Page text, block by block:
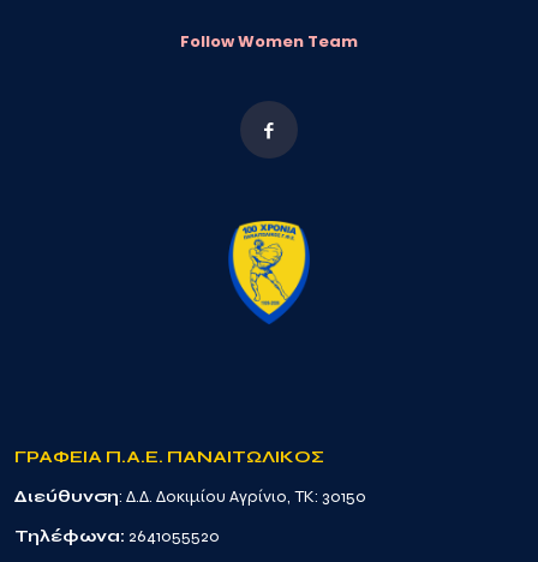
Follow Women Team
ΓΡΑΦΕΙΑ Π.Α.Ε. ΠΑΝΑΙΤΩΛΙΚΟΣ
Διεύθυνση: Δ.Δ. Δοκιμίου Αγρίνιο, TK: 30150
Τηλέφωνα: 2641055520